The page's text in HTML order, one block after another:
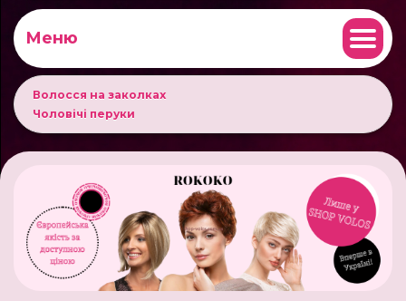
Меню
Волосся на заколках
Чоловічі перуки